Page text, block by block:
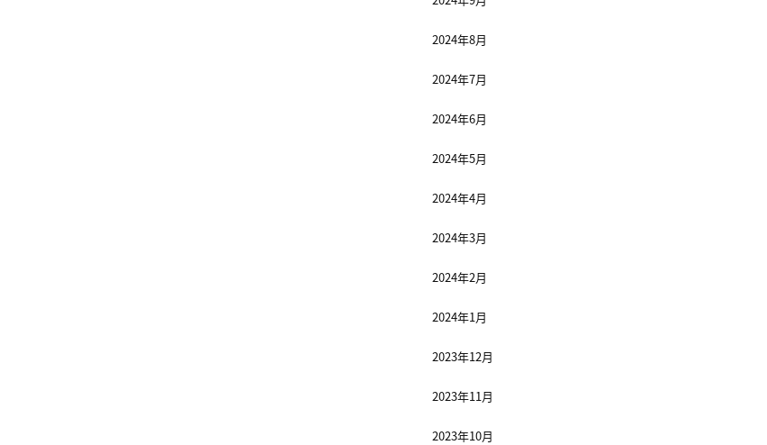
2024年8月
2024年7月
2024年6月
2024年5月
2024年4月
2024年3月
2024年2月
2024年1月
2023年12月
2023年11月
2023年10月